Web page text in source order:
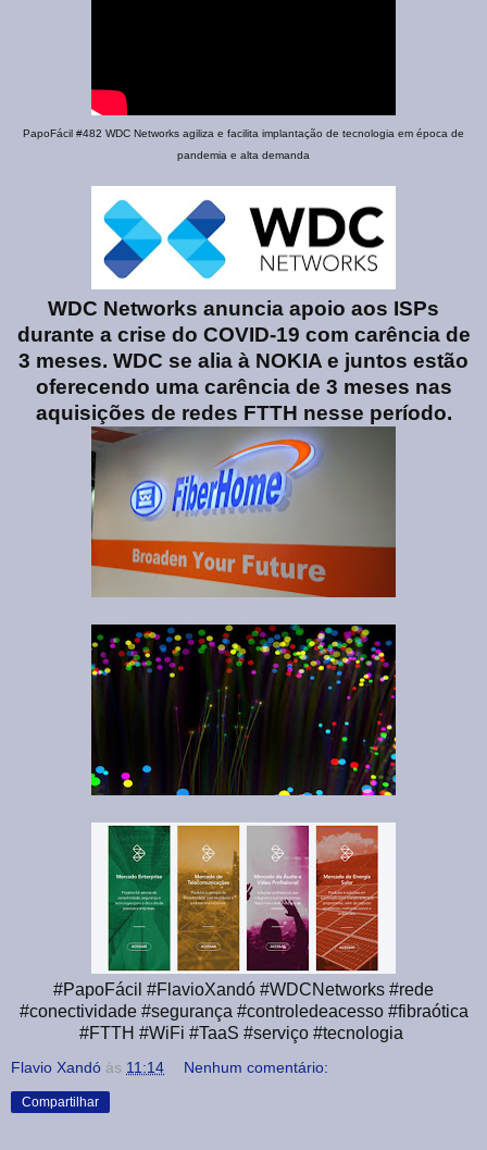
PapoFácil #482 WDC Networks agiliza e facilita implantação de tecnologia em época de
pandemia e alta demanda
WDC Networks anuncia apoio aos ISPs
durante a crise do COVID-19 com carência de
3 meses. WDC se alia à NOKIA e juntos estão
oferecendo uma carência de 3 meses nas
aquisições de redes FTTH nesse período.
#PapoFácil #FlavioXandó #WDCNetworks #rede
#conectividade #segurança #controledeacesso #fibraótica
#FTTH #WiFi #TaaS #serviço #tecnologia
Flavio Xandó às 11:14 Nenhum comentário:
Compartilhar